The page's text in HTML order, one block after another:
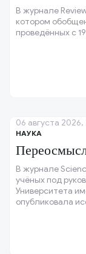
В журнале
котором
проведённых с
НАУКА
В журнале
учёных под
Университета
опубликовала
06 августа 2026,